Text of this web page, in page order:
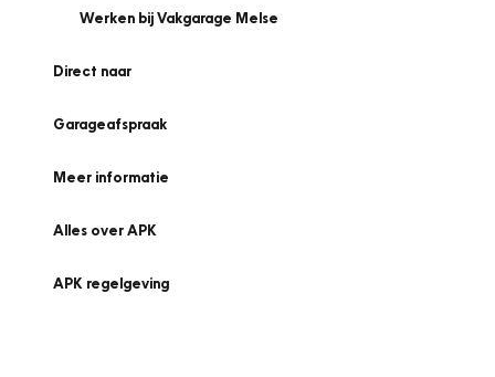
Werken bij Vakgarage Melse
Direct naar
Garageafspraak
Meer informatie
Alles over APK
APK regelgeving